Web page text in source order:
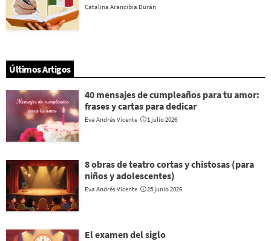
Catalina Arancibia Durán
Últimos Artigos
40 mensajes de cumpleaños para tu amor:
frases y cartas para dedicar
Eva Andrés Vicente 1 julio 2026
8 obras de teatro cortas y chistosas (para
niños y adolescentes)
Eva Andrés Vicente 25 junio 2026
El examen del siglo